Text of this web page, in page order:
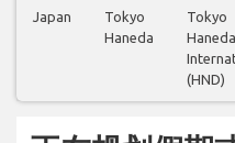
Japan
Tokyo
Haneda
Tokyo
Haneda
(HND)